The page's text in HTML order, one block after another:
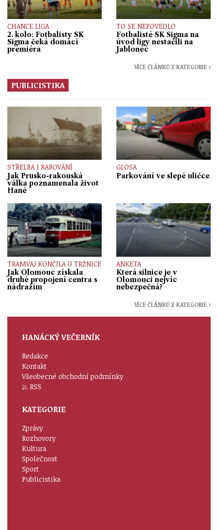
CHANCE LIGA
2. kolo: Fotbalisty SK
Sigma čeká domácí
premiéra
TO SE NEPOVEDLO
Fotbalisté SK Sigma na
úvod ligy nestačili na
Jablonec
VÍCE ČLÁNKŮ Z KATEGORIE ›
PUBLICISTIKA
STŘELBA I RABOVÁNÍ
Jak Prusko-rakouská
válka poznamenala život
Hané
GLOSA
Parkování ve slepé uličce
TRAMVAJ KONČILA U TRŽNICE
Jak Olomouc získala
druhé propojení centra s
nádražím
ANKETA
Která silnice je v
Olomouci nejvíc
nebezpečná?
VÍCE ČLÁNKŮ Z KATEGORIE ›
HANÁCKÝ VEČERNÍK
Redakce
Kontakt
Všeobecné obchodní podmínky
RSS
KATEGORIE
Zprávy
Rozhovory
Kultura
Společnost
Sport
Publicistika